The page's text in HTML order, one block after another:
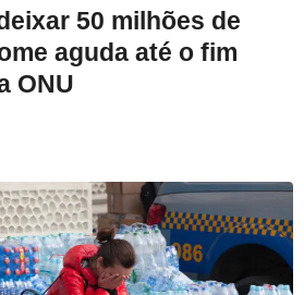
50 milhões de
aguda até o fim
ONU